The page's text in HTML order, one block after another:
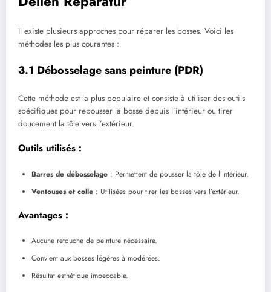
Il existe plusieurs approches pour réparer les bosses. Voici les
méthodes les plus courantes :
3.1 Débosselage sans peinture (PDR)
Cette méthode est la plus populaire et consiste à utiliser des outils
spécifiques pour repousser la bosse depuis l’intérieur ou tirer
doucement la tôle vers l’extérieur.
Outils utilisés :
Barres de débosselage : Permettent de pousser la tôle de l’intérieur.
Ventouses et colle : Utilisées pour tirer les bosses vers l’extérieur.
Avantages :
Aucune retouche de peinture nécessaire.
Convient aux bosses légères à modérées.
Résultat esthétique impeccable.